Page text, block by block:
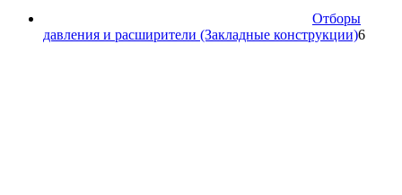
Отборы
давления и расширители (Закладные конструкции)66